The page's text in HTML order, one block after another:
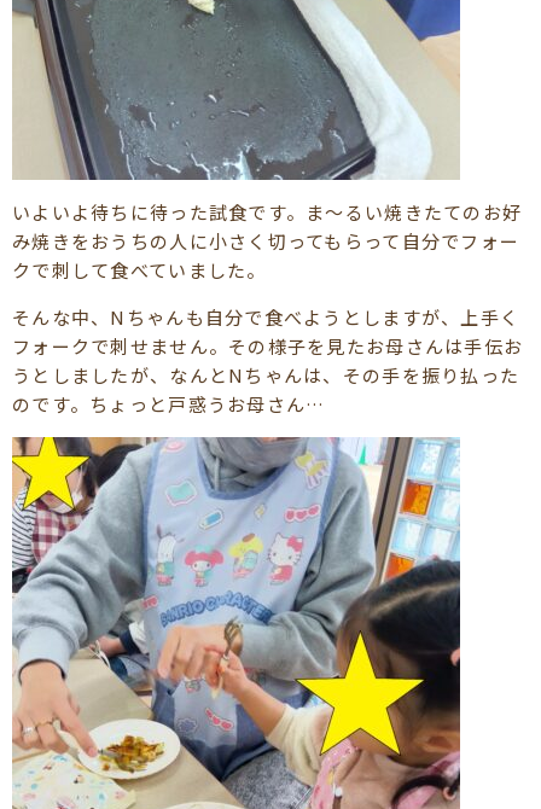
いよいよ待ちに待った試食です。ま～るい焼きたてのお好
み焼きをおうちの人に小さく切ってもらって自分でフォー
クで刺して食べていました。
そんな中、Nちゃんも自分で食べようとしますが、上手く
フォークで刺せません。その様子を見たお母さんは手伝お
うとしましたが、なんとNちゃんは、その手を振り払った
のです。ちょっと戸惑うお母さん…